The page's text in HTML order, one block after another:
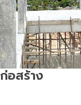
อสร้าง